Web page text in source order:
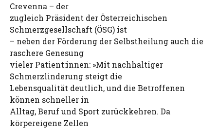
Crevenna – der
zugleich Präsident der Österreichischen
Schmerzgesellschaft (ÖSG) ist
– neben der Förderung der Selbstheilung auch die
raschere Genesung
vieler Patient:innen: »Mit nachhaltiger
Schmerzlinderung steigt die
Lebensqualität deutlich, und die Betroffenen
können schneller in
Alltag, Beruf und Sport zurückkehren. Da
körpereigene Zellen